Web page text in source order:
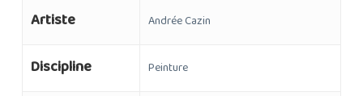
Artiste Andrée Cazin
Discipline Peinture